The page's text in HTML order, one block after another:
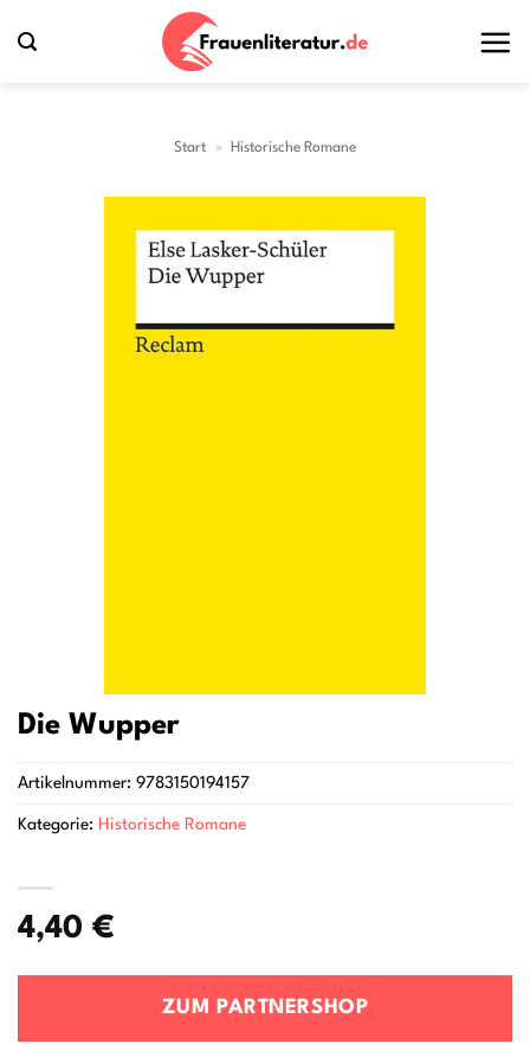
Inhalt
Start » Historische Romane
Die Wupper
4,40 €
ZUM PARTNERSHOP
Artikelnummer: 9783150194157
Kategorie: Historische Romane